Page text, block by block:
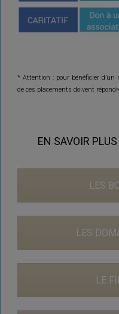
* Attention : pour bénéficier d’un
de ces placements doivent
EN SAVOIR
LES
LES
LE